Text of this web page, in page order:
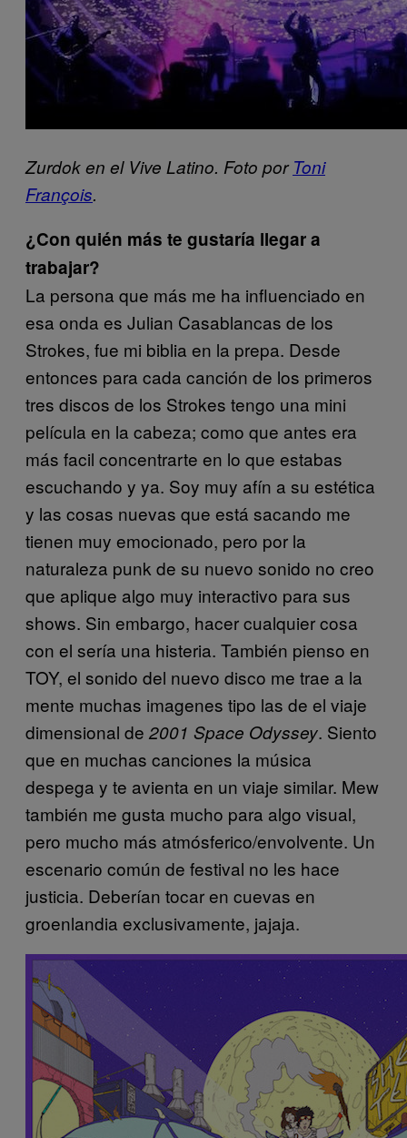
Zurdok en el Vive Latino. Foto porToni
François.
¿Con quién más te gustaría llegar a
trabajar?
La persona que más me ha influenciado en
esa onda es Julian Casablancas de los
Strokes, fue mi biblia en la prepa. Desde
entonces para cada canción de los primeros
tres discos de los Strokes tengo una mini
película en la cabeza; como que antes era
más facil concentrarte en lo que estabas
escuchando y ya. Soy muy afín a su estética
y las cosas nuevas que está sacando me
tienen muy emocionado, pero por la
naturaleza punk de su nuevo sonido no creo
que aplique algo muy interactivo para sus
shows. Sin embargo, hacer cualquier cosa
con el sería una histeria. También pienso en
TOY, el sonido del nuevo disco me trae a la
mente muchas imagenes tipo las de el viaje
dimensional de 2001 Space Odyssey. Siento
que en muchas canciones la música
despega y te avienta en un viaje similar. Mew
también me gusta mucho para algo visual,
pero mucho más atmósferico/envolvente. Un
escenario común de festival no les hace
justicia. Deberían tocar en cuevas en
groenlandia exclusivamente, jajaja.